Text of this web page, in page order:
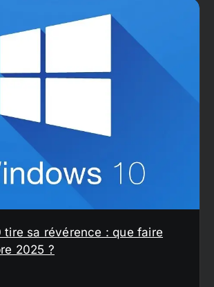
tire sa révérence : que faire
2025 ?